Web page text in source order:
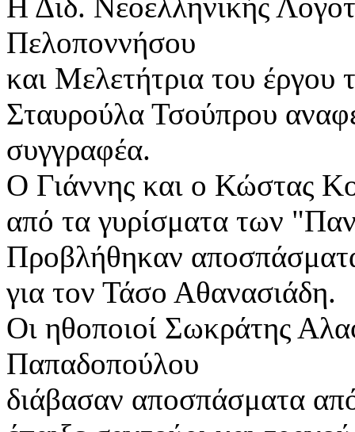
Η Διδ. Νεοελληνικής
Πελοποννήσου
και Μελετήτρια του
Σταυρούλα Τσούπρου
συγγραφέα.
Ο Γιάννης και ο Κώστας
από τα γυρίσματα των
Προβλήθηκαν
για τον Τάσο Αθανασιάδη.
Οι ηθοποιοί Σωκράτης
Παπαδοπούλου
διάβασαν αποσπάσματα